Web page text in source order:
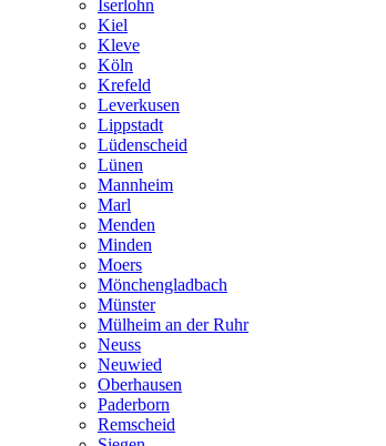
Iserlohn
Kiel
Kleve
Köln
Krefeld
Leverkusen
Lippstadt
Lüdenscheid
Lünen
Mannheim
Marl
Menden
Minden
Moers
Mönchengladbach
Münster
Mülheim an der Ruhr
Neuss
Neuwied
Oberhausen
Paderborn
Remscheid